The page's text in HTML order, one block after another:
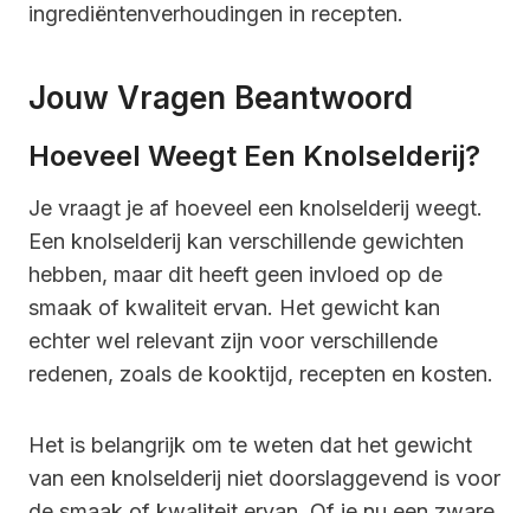
ingrediëntenverhoudingen in recepten.
Jouw Vragen Beantwoord
Hoeveel Weegt Een Knolselderij?
Je vraagt je af hoeveel een knolselderij weegt.
Een knolselderij kan verschillende gewichten
hebben, maar dit heeft geen invloed op de
smaak of kwaliteit ervan. Het gewicht kan
echter wel relevant zijn voor verschillende
redenen, zoals de kooktijd, recepten en kosten.
Het is belangrijk om te weten dat het gewicht
van een knolselderij niet doorslaggevend is voor